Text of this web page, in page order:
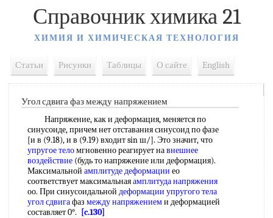
Справочник химика 21
ХИМИЯ И ХИМИЧЕСКАЯ ТЕХНОЛОГИЯ
Статьи Рисунки Таблицы О сайте English
Угол сдвига фаз между напряжением
Напряжение, как и деформация, меняется по
синусоиде, причем нет отставания синусоид по фазе
[и в (9.18), и в (9.19) входит sin ш/]. Это значит, что
упругое теломгновенно реагирует навнешнее
воздействие (будь то напряжение или деформация).
Максимальной амплитуде деформации ео
соответствует максимальнаяамплитуда напряжения
оо. При синусоидальной деформации упругого тела
угол сдвигафаз между напряжениеми деформацией
составляет 0°.
[c.130]